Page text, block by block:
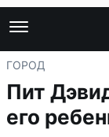
ГОРОД
Пит
его